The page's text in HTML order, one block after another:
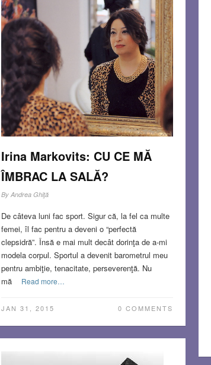
Irina Markovits: CU CE MĂ
ÎMBRAC LA SALĂ?
By Andrea Ghiţă
De câteva luni fac sport. Sigur că, la fel ca multe
femei, îl fac pentru a deveni o “perfectă
clepsidră”. Însă e mai mult decât dorinţa de a-mi
modela corpul. Sportul a devenit barometrul meu
pentru ambiţie, tenacitate, perseverenţă. Nu
mă
Read more…
JAN 31, 2015 0 COMMENTS